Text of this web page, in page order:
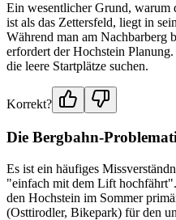
Ein wesentlicher Grund, warum
ist als das Zettersfeld, liegt in
Während man am Nachbarberg
erfordert der Hochstein
die leere Startplätze suchen.
Korrekt?
Die Bergbahn-
Es ist ein häufiges
"einfach mit dem Lift
den Hochstein im Sommer
(Osttirodler, Bikepark) für den